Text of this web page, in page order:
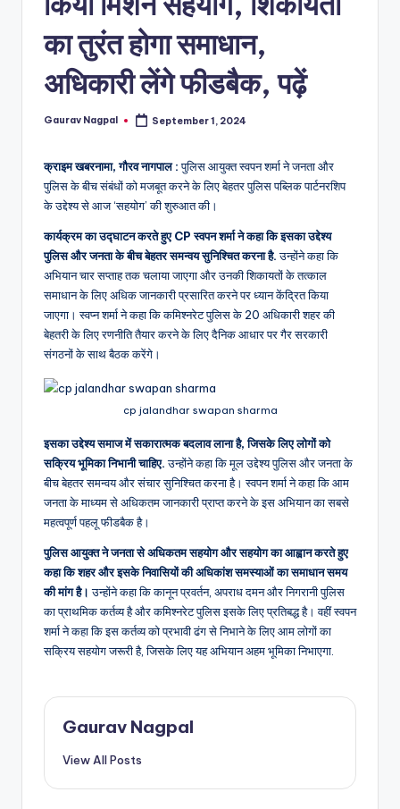
m
का तुरंत होगा समाधान,
अधिकारी लेंगे फीडबैक, पढ़ें
Posted
Gaurav Nagpal September 1, 2024
क्राइम खबरनामा, गौरव नागपाल :पुलिस आयुक्त स्वपन शर्मा ने जनता और
पुलिस के बीच संबंधों को मजबूत करने के लिए बेहतर पुलिस पब्लिक पार्टनरशिप
के उद्देश्य से आज ‘सहयोग’ की शुरुआत की।
कार्यक्रम का उद्घाटन करते हुए CP स्वपन शर्मा ने कहा कि इसका उद्देश्य
पुलिस और जनता के बीच बेहतर समन्वय सुनिश्चित करना है.उन्होंने कहा कि
अभियान चार सप्ताह तक चलाया जाएगा और उनकी शिकायतों के तत्काल
समाधान के लिए अधिक जानकारी प्रसारित करने पर ध्यान केंद्रित किया
जाएगा। स्वप्न शर्मा ने कहा कि कमिश्नरेट पुलिस के 20 अधिकारी शहर की
बेहतरी के लिए रणनीति तैयार करने के लिए दैनिक आधार पर गैर सरकारी
संगठनों के साथ बैठक करेंगे।
cp jalandhar swapan sharma
इसका उद्देश्य समाज में सकारात्मक बदलाव लाना है, जिसके लिए लोगों को
सक्रिय भूमिका निभानी चाहिए.उन्होंने कहा कि मूल उद्देश्य पुलिस और जनता के
बीच बेहतर समन्वय और संचार सुनिश्चित करना है। स्वपन शर्मा ने कहा कि आम
जनता के माध्यम से अधिकतम जानकारी प्राप्त करने के इस अभियान का सबसे
महत्वपूर्ण पहलू फीडबैक है।
पुलिस आयुक्त ने जनता से अधिकतम सहयोग और सहयोग का आह्वान करते हुए
कहा कि शहर और इसके निवासियों की अधिकांश समस्याओं का समाधान समय
की मांग है। उन्होंने कहा कि कानून प्रवर्तन, अपराध दमन और निगरानी पुलिस
का प्राथमिक कर्तव्य है और कमिश्नरेट पुलिस इसके लिए प्रतिबद्ध है। वहीं स्वपन
शर्मा ने कहा कि इस कर्तव्य को प्रभावी ढंग से निभाने के लिए आम लोगों का
सक्रिय सहयोग जरूरी है, जिसके लिए यह अभियान अहम भूमिका निभाएगा.
Gaurav Nagpal
View All Posts